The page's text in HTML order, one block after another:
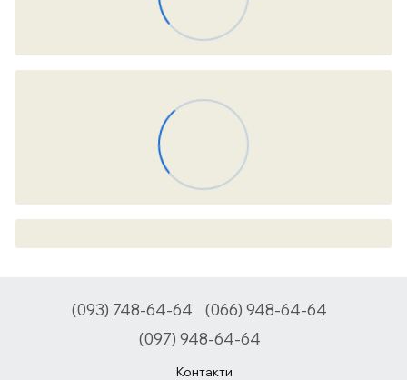
(093) 748-64-64
(066) 948-64-64
(097) 948-64-64
Контакти